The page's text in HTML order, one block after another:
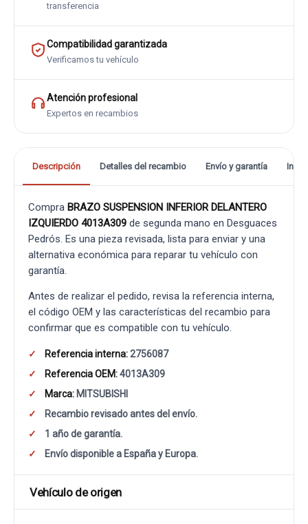
transferencia
Compatibilidad garantizada
Verificamos tu vehículo
Atención profesional
Expertos en recambios
Descripción Detalles del recambio Envío y garantía
Compra BRAZO SUSPENSION INFERIOR DELANTERO
IZQUIERDO 4013A309 de segunda mano en Desguaces
Pedrós. Es una pieza revisada, lista para enviar y una
alternativa económica para reparar tu vehículo con
garantía.
Antes de realizar el pedido, revisa la referencia interna,
el código OEM y las características del recambio para
confirmar que es compatible con tu vehículo.
Referencia interna:2756087
Referencia OEM:4013A309
Marca: MITSUBISHI
Recambio revisado antes del envío.
1 año de garantía.
Envío disponible a España y Europa.
Vehículo de origen